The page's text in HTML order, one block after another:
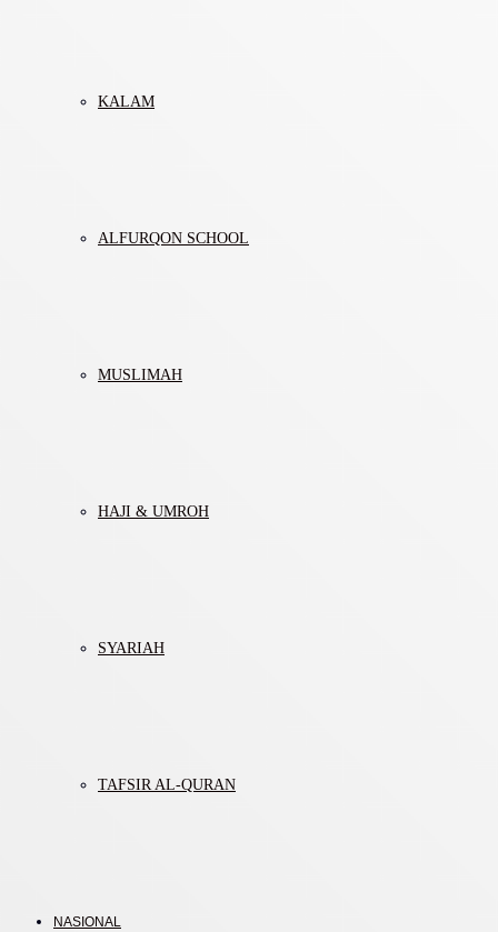
KALAM
ALFURQON SCHOOL
MUSLIMAH
HAJI & UMROH
SYARIAH
TAFSIR AL-QURAN
NASIONAL